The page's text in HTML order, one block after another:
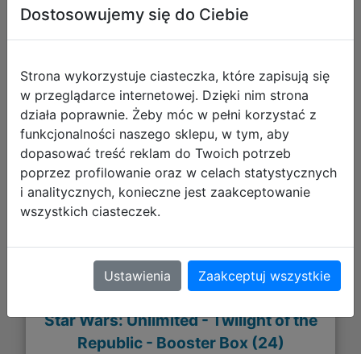
21,40 zł
DO KOSZYKA
Galeria zdjęć
Star Wars: Unlimited - Twilight of the
Republic - Booster Box (24)
Dostosowujemy się do Ciebie
Strona wykorzystuje ciasteczka, które zapisują się
w przeglądarce internetowej. Dzięki nim strona
działa poprawnie. Żeby móc w pełni korzystać z
funkcjonalności naszego sklepu, w tym, aby
dopasować treść reklam do Twoich potrzeb
poprzez profilowanie oraz w celach statystycznych
i analitycznych, konieczne jest zaakceptowanie
wszystkich ciasteczek.
Ustawienia Zaakceptuj wszystkie